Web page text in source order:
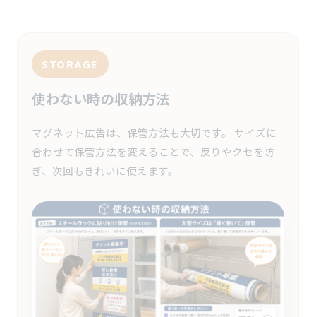
STORAGE
使わない時の収納方法
マグネット広告は、保管方法も大切です。 サイズに
合わせて保管方法を変えることで、反りやクセを防
ぎ、次回もきれいに使えます。